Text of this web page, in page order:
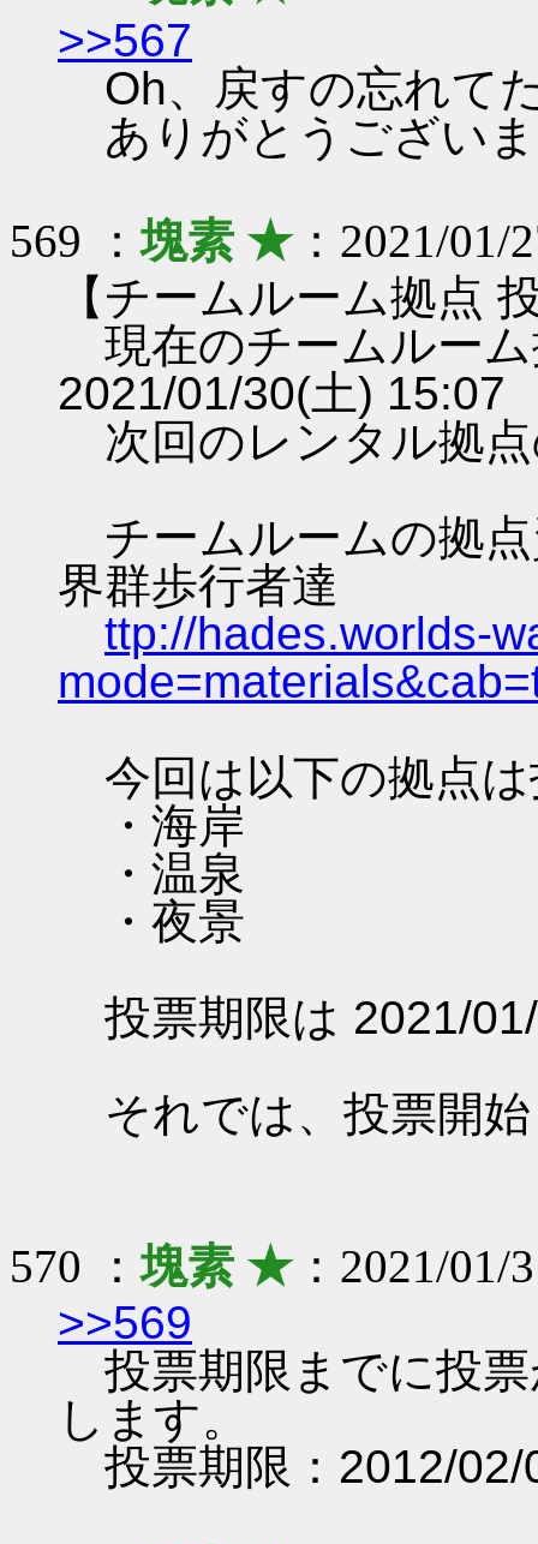
>>567
Oh、戻すの忘れて
ありがとうござい
569 ：塊素 ★：2021/01/
【チームルーム拠点
現在のチームルー
2021/01/30(土) 15:07
次回のレンタル拠
チームルームの拠
界群歩行者達
ttp://hades.worlds-
今回は以下の拠点
・海岸
・温泉
・夜景
投票期限は 2021/
それでは、投票開
570 ：塊素 ★：2021/01/
>>569
投票期限までに投
します。
投票期限：2012/02/